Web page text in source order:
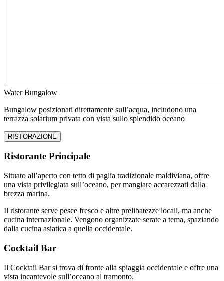
Water Bungalow
Bungalow posizionati direttamente sull’acqua, includono una
terrazza solarium privata con vista sullo splendido oceano
RISTORAZIONE
Ristorante Principale
Situato all’aperto con tetto di paglia tradizionale maldiviana, offre
una vista privilegiata sull’oceano, per mangiare accarezzati dalla
brezza marina.
Il ristorante serve pesce fresco e altre prelibatezze locali, ma anche
cucina internazionale. Vengono organizzate serate a tema, spaziando
dalla cucina asiatica a quella occidentale.
Cocktail Bar
Il Cocktail Bar si trova di fronte alla spiaggia occidentale e offre una
vista incantevole sull’oceano al tramonto.